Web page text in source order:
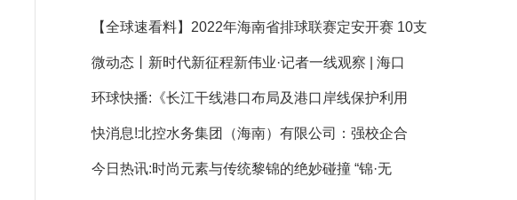
【全球速看料】2022年海南省排球联赛定安开赛 10支
微动态丨新时代新征程新伟业·记者一线观察 | 海口
环球快播:《长江干线港口布局及港口岸线保护利用
快消息!北控水务集团（海南）有限公司：强校企合
今日热讯:时尚元素与传统黎锦的绝妙碰撞 “锦·无